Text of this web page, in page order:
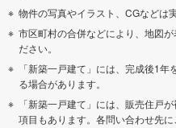
物件の写真やイラスト、CGなどは
市区町村の合併などにより、地図
ださい。
「新築一戸建て」には、完成後1
る場合があります。
「新築一戸建て」には、販売住戸
項目もあります。各問い合わせ先に